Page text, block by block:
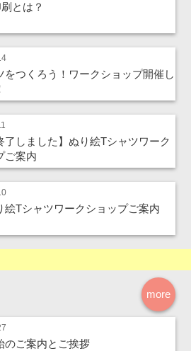
とは？
をつくろう！ワークショップ開催し
了しました】ぬり絵Tシャツワーク
ご案内
絵Tシャツワークショップご案内
more
のご案内とご挨拶